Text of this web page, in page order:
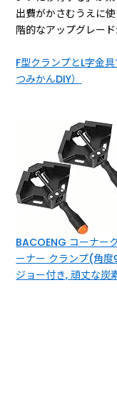
出費がかさむうえに
階的なアップグレー
F型クランプとL字金
つみかんDIY）
BACOENG コーナー
ーナー クランプ(角
ジョー付き, 頑丈な炭